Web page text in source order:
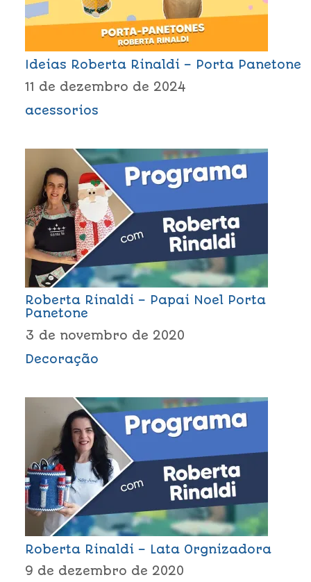
Ideias Roberta Rinaldi – Porta Panetone
11 de dezembro de 2024
acessorios
Roberta Rinaldi – Papai Noel Porta
Panetone
3 de novembro de 2020
Decoração
Roberta Rinaldi – Lata Orgnizadora
9 de dezembro de 2020